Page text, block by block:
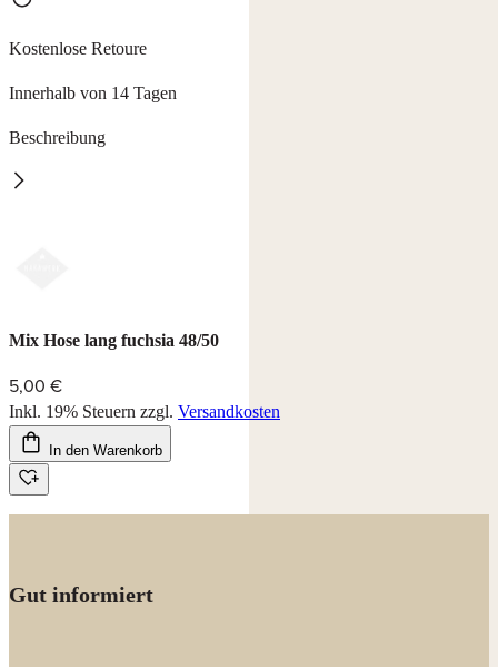
Kostenlose Retoure
Innerhalb von 14 Tagen
Beschreibung
Mix Hose lang fuchsia 48/50
5,00 €
Inkl. 19% Steuern zzgl. Versandkosten
In den Warenkorb
Gut informiert